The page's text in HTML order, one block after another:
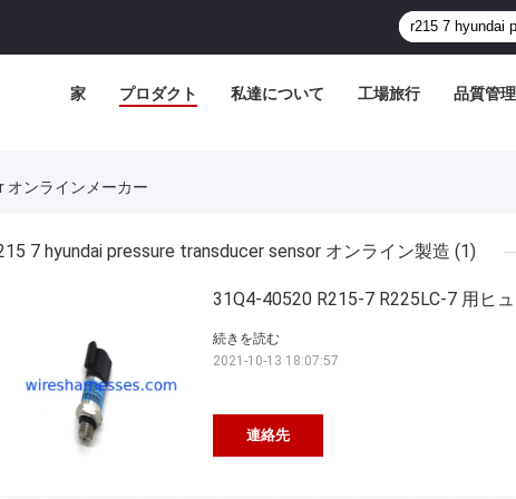
家 プロダクト 私達について 工場旅行 品質管理
オンラインメーカー
7 hyundai pressure transducer sensor オンライン製造 (1)
31Q4-40520 R215-7 R225LC-7 用ヒ
連絡先
続きを読む
2021-10-13 18:07:57